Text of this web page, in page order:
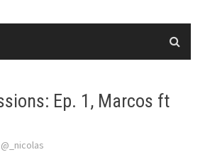
Ep. 1, Marcos ft
@_nicolas